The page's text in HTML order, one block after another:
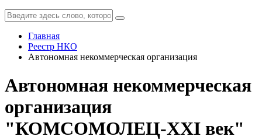
Главная
Реестр НКО
Автономная некоммерческая организация
Автономная некоммерческая
организация
"КОМСОМОЛЕЦ-XXI век"